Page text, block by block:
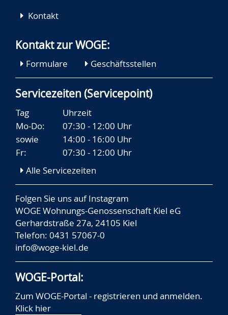
Kontakt
Kontakt zur WOGE:
Formulare Geschäftsstellen
Servicezeiten (Servicepoint)
Tag
Uhrzeit
Mo-Do:
07:30 - 12:00 Uhr
sowie
14:00 - 16:00 Uhr
Fr:
07:30 - 12:00 Uhr
Alle Servicezeiten
Folgen Sie uns aufInstagram
WOGE Wohnungs-Genossenschaft Kiel eG
Gerhardstraße 27a, 24105 Kiel
Telefon: 0431 57067-0
info@woge-kiel.de
WOGE-Portal:
Zum WOGE-Portal - registrieren und anmelden.
Klick hier